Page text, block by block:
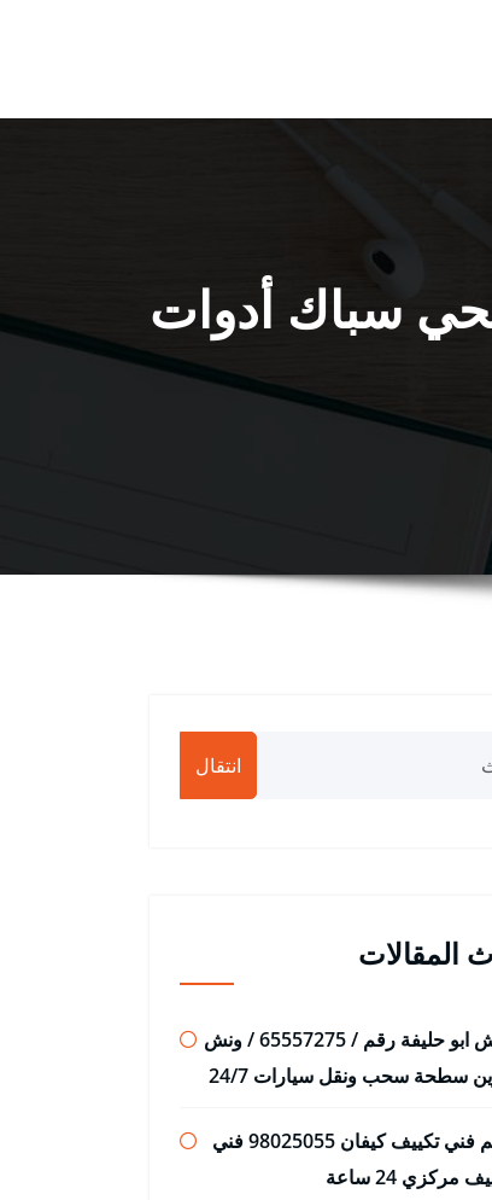
الأحمد 55850065 فني صحي سباك أدوات
انتقال
المقالات
ونش ابو حليفة رقم / 65557275 / ونش
سطحة سحب ونقل سيارات 24/7
رقم فني تكييف كيفان 98025055 فني
مركزي 24 ساعة